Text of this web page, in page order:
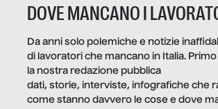
DOVE MANCANO I
Da anni solo polemiche e notizie
di lavoratori che mancano in Italia.
la nostra redazione pubblica
dati, storie, interviste, infografiche che
come stanno davvero le cose e dove